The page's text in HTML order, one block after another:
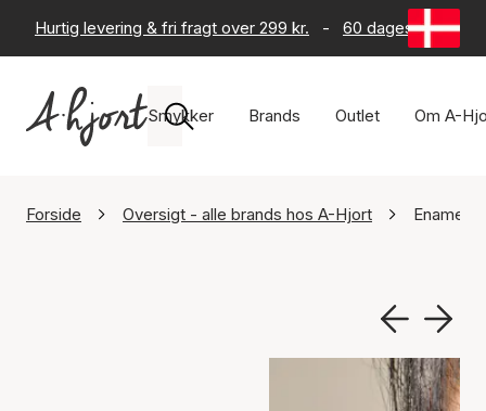
Hurtig levering & fri fragt over 299 kr. - 60 dages returret
Smykker Brands Outlet Om A-
Forside Oversigt - alle brands hos A-Hjort Enamel